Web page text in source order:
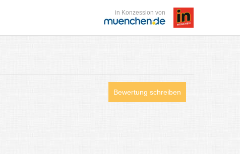
in Konzession von
Bewertung schreiben